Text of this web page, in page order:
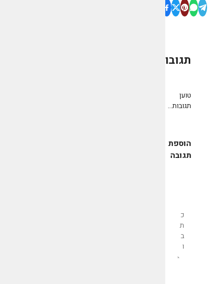
תגובות
טוען
תגובות...
הוספת
תגובה